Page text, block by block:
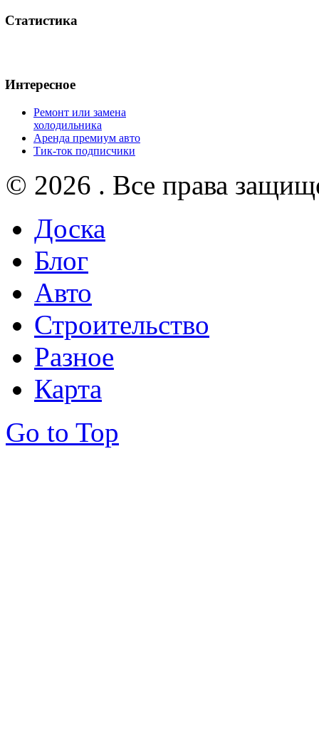
Статистика
Интересное
Ремонт или замена
холодильника
Аренда премиум авто
Тик-ток подписчики
© 2026 . Все права
Доска
Блог
Авто
Строительство
Разное
Карта
Go to Top